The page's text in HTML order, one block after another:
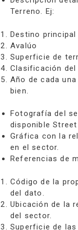
Terreno. Ej:
Destino principal
Avalúo
Superficie de
Clasificación del
Año de cada
bien.
Fotografía del
disponible
Gráfica con la
en el sector.
Referencias de
Código de la
del dato.
Ubicación de la
del sector.
Superficie de